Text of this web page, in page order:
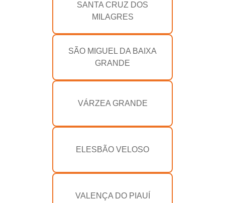
SANTA CRUZ DOS
MILAGRES
SÃO MIGUEL DA BAIXA
GRANDE
VÁRZEA GRANDE
ELESBÃO VELOSO
VALENÇA DO PIAUÍ